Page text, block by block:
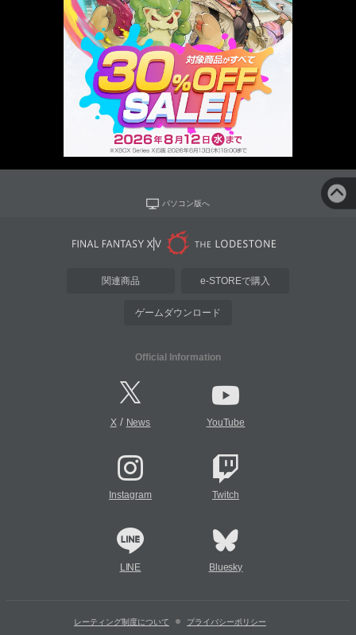
パソコン版へ
関連商品 e-STOREで購入
ゲームダウンロード
Official Information
X/ News YouTube
Instagram Twitch
LINE Bluesky
レーティング制度について プライバシーポリシー